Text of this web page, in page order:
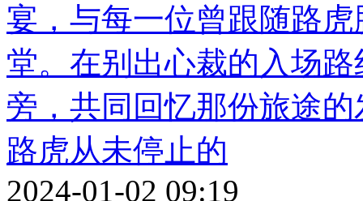
宴，与每一位曾跟随路
堂。在别出心裁的入场
旁，共同回忆那份旅途
路虎从未停止的
2024-01-02 09:19